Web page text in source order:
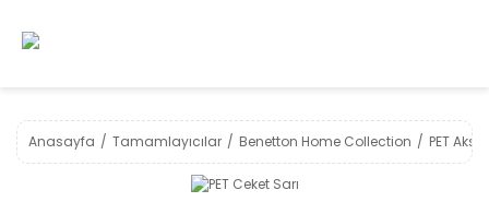
Anasayfa Tamamlayıcılar Benetton Home Collection PET